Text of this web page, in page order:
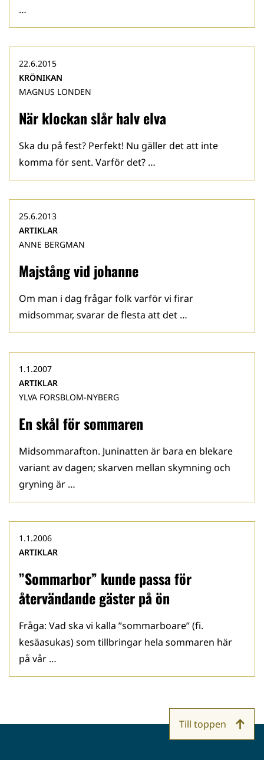
…
När klockan slår halv elva
22.6.2015
KRÖNIKAN
MAGNUS LONDEN
Ska du på fest? Perfekt! Nu gäller det att inte
komma för sent. Varför det? …
Majstång vid johanne
25.6.2013
ARTIKLAR
ANNE BERGMAN
Om man i dag frågar folk varför vi firar
midsommar, svarar de flesta att det …
En skål för sommaren
1.1.2007
ARTIKLAR
YLVA FORSBLOM-NYBERG
Midsommarafton. Juninatten är bara en blekare
variant av dagen; skarven mellan skymning och
gryning är …
”Sommarbor” kunde passa för
återvändande gäster på ön
1.1.2006
ARTIKLAR
Fråga: Vad ska vi kalla ”sommarboare” (fi.
kesäasukas) som tillbringar hela sommaren här
på vår …
Till toppen